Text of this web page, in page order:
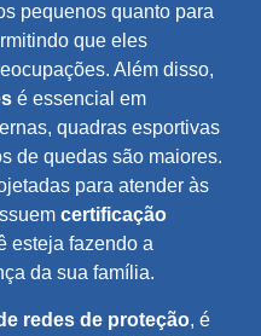
pequenos quanto para
que eles
Além disso,
é essencial em
quadras esportivas
de quedas são maiores.
para atender às
certificação
esteja fazendo a
da sua família.
redes de proteção, é